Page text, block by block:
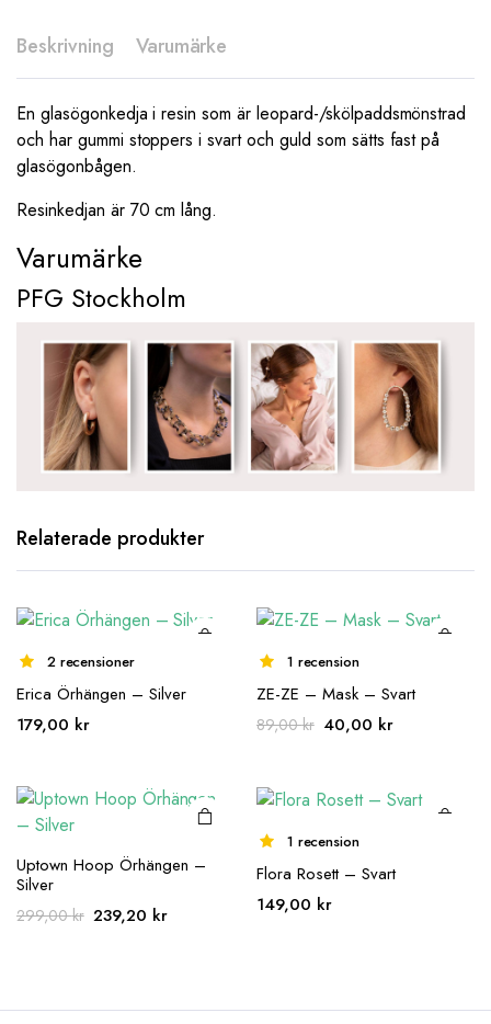
Beskrivning Varumärke
En glasögonkedja i resin som är leopard-/skölpaddsmönstrad
och har gummi stoppers i svart och guld som sätts fast på
glasögonbågen.
Resinkedjan är 70 cm lång.
Varumärke
PFG Stockholm
Relaterade produkter
2 recensioner
Erica Örhängen – Silver
179,00 kr
1 recension
ZE-ZE – Mask – Svart
89,00kr Det
var:
40,00 krDet
är:
40,00 kr.
Uptown Hoop Örhängen –
Silver
299,00kr Det
299,00 kr.
239,20 krDet
239,20 kr.
1 recension
Flora Rosett – Svart
149,00 kr